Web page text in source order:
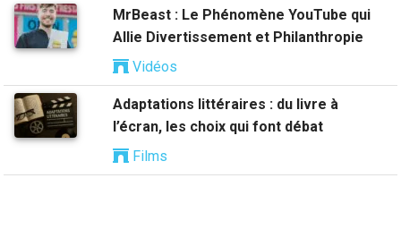
MrBeast : Le Phénomène YouTube qui
Allie Divertissement et Philanthropie
Vidéos
Adaptations littéraires : du livre à
l’écran, les choix qui font débat
Films